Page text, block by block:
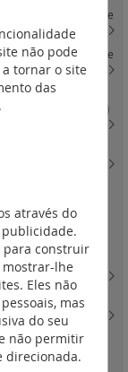
de DPX3 160 e
de DPX3 160 e
de DPX3 630
reguláveis
(16)
de DPX3
em platinas
e isolantes
(0)
e isolantes e
- 24
modular(3)
não pode
tornar o site
das
através do
para construir
mostrar-lhe
Eles não
mas
do seu
não permitir
direcionada.